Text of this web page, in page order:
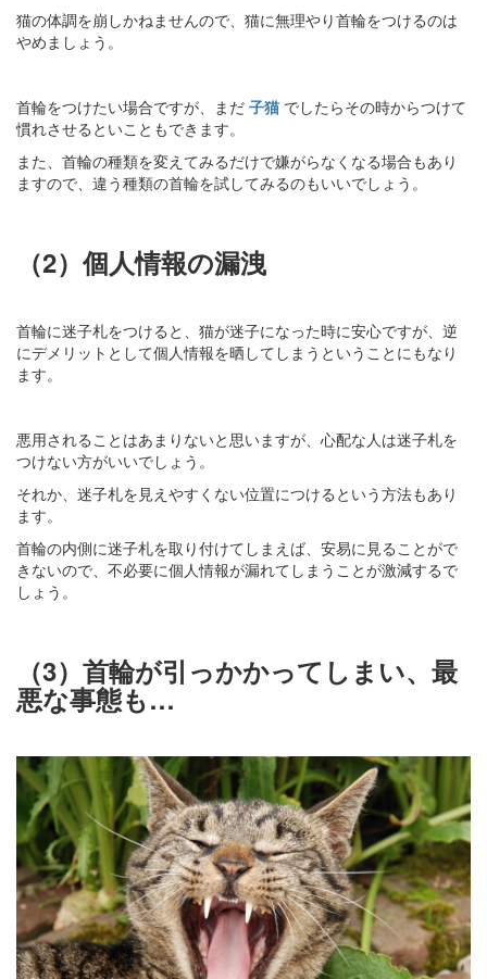
猫の体調を崩しかねませんので、猫に無理やり首輪をつけるのは
やめましょう。
首輪をつけたい場合ですが、まだ 子猫 でしたらその時からつけて
慣れさせるといこともできます。
また、首輪の種類を変えてみるだけで嫌がらなくなる場合もあり
ますので、違う種類の首輪を試してみるのもいいでしょう。
（2）個人情報の漏洩
首輪に迷子札をつけると、猫が迷子になった時に安心ですが、逆
にデメリットとして個人情報を晒してしまうということにもなり
ます。
悪用されることはあまりないと思いますが、心配な人は迷子札を
つけない方がいいでしょう。
それか、迷子札を見えやすくない位置につけるという方法もあり
ます。
首輪の内側に迷子札を取り付けてしまえば、安易に見ることがで
きないので、不必要に個人情報が漏れてしまうことが激減するで
しょう。
（3）首輪が引っかかってしまい、最
悪な事態も…